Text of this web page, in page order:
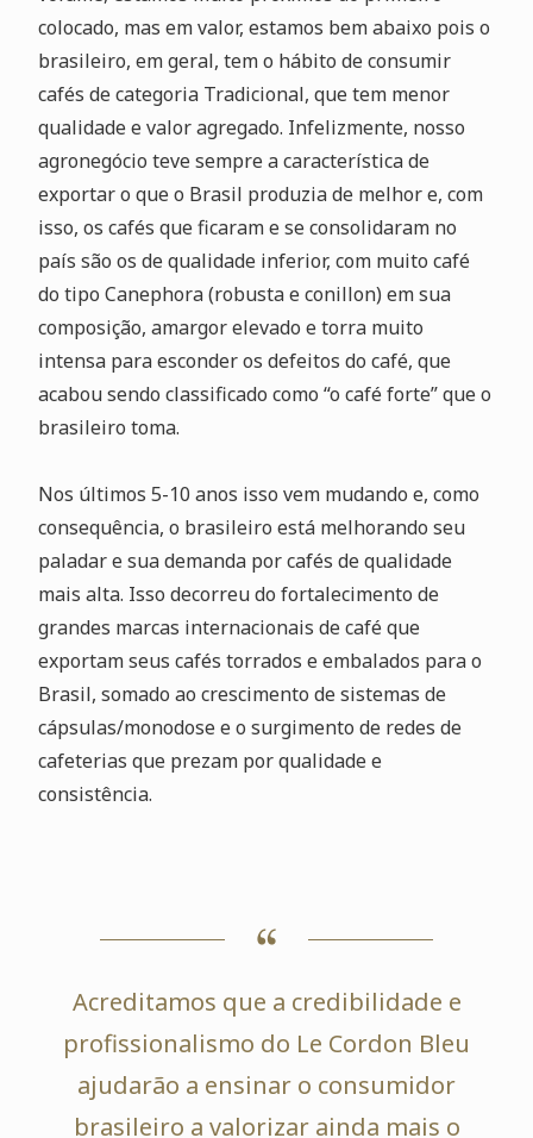
colocado, mas em valor, estamos bem abaixo pois o
brasileiro, em geral, tem o hábito de consumir
cafés de categoria Tradicional, que tem menor
qualidade e valor agregado. Infelizmente, nosso
agronegócio teve sempre a característica de
exportar o que o Brasil produzia de melhor e, com
isso, os cafés que ficaram e se consolidaram no
país são os de qualidade inferior, com muito café
do tipo Canephora (robusta e conillon) em sua
composição, amargor elevado e torra muito
intensa para esconder os defeitos do café, que
acabou sendo classificado como “o café forte” que o
brasileiro toma.
Nos últimos 5-10 anos isso vem mudando e, como
consequência, o brasileiro está melhorando seu
paladar e sua demanda por cafés de qualidade
mais alta. Isso decorreu do fortalecimento de
grandes marcas internacionais de café que
exportam seus cafés torrados e embalados para o
Brasil, somado ao crescimento de sistemas de
cápsulas/monodose e o surgimento de redes de
cafeterias que prezam por qualidade e
consistência.
Acreditamos que a credibilidade e
profissionalismo do Le Cordon Bleu
ajudarão a ensinar o consumidor
brasileiro a valorizar ainda mais o